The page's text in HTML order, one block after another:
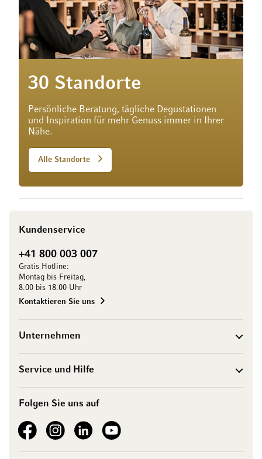
30 Standorte
Persönliche Beratung, tägliche Degustationen
und Inspiration für mehr Genuss immer in Ihrer
Nähe.
Alle Standorte
Kundenservice
+41 800 003 007
Gratis Hotline:
Montag bis Freitag,
8.00 bis 18.00 Uhr
Kontaktieren Sie uns
Unternehmen
Service und Hilfe
Folgen Sie uns auf
See our FacebookSee our Instagram account
See our LinkedInSee our YouTube channel